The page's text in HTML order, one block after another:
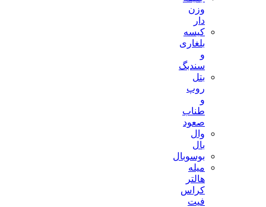
کیسه
بلغاری
سندبگ
بتل
وال
بوسوبال
میله
کراس